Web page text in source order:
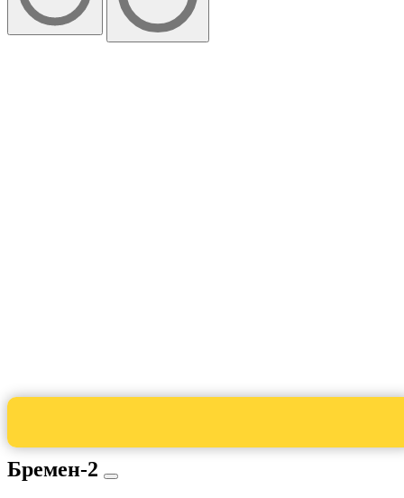
Бремен-2